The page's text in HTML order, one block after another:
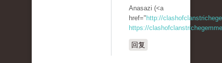
Anasazi (<a
href=" http://
https://
回复